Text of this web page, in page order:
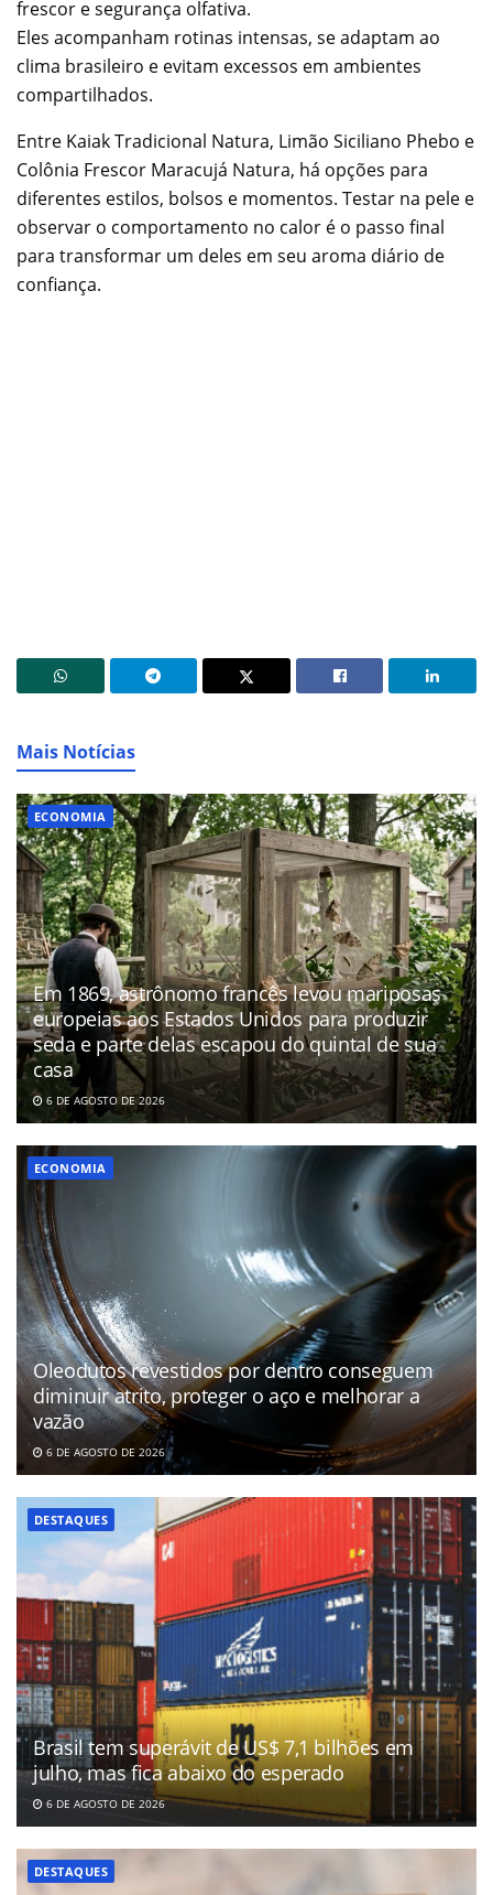
frescor e segurança olfativa.
Eles acompanham rotinas intensas, se adaptam ao
clima brasileiro e evitam excessos em ambientes
compartilhados.
Entre Kaiak Tradicional Natura, Limão Siciliano Phebo e
Colônia Frescor Maracujá Natura, há opções para
diferentes estilos, bolsos e momentos. Testar na pele e
observar o comportamento no calor é o passo final
para transformar um deles em seu aroma diário de
confiança.
Mais Notícias
ECONOMIA
Em 1869, astrônomo francês levou mariposas
europeias aos Estados Unidos para produzir
seda e parte delas escapou do quintal de sua
casa
6 DE AGOSTO DE 2026
ECONOMIA
Oleodutos revestidos por dentro conseguem
diminuir atrito, proteger o aço e melhorar a
vazão
6 DE AGOSTO DE 2026
DESTAQUES
Brasil tem superávit de US$ 7,1 bilhões em
julho, mas fica abaixo do esperado
6 DE AGOSTO DE 2026
DESTAQUES